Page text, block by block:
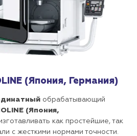
(Япония, Германия)
обрабатывающий
(Япония,
как простейшие, так
с жесткими нормами точности.